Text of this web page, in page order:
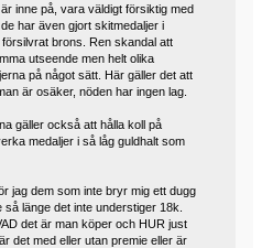
inne på, vara väldigt försiktig med
har även gjort skitmedaljer i
brons. Ren skandal att
utseende men helt olika
på något sätt. Här gäller det att
är osäker, nöden har ingen lag.
gäller också att hålla koll på
medaljer i så låg guldhalt som
jag dem som inte bryr mig ett dugg
länge det inte understiger 18k.
det är man köper och HUR just
det med eller utan premie eller är